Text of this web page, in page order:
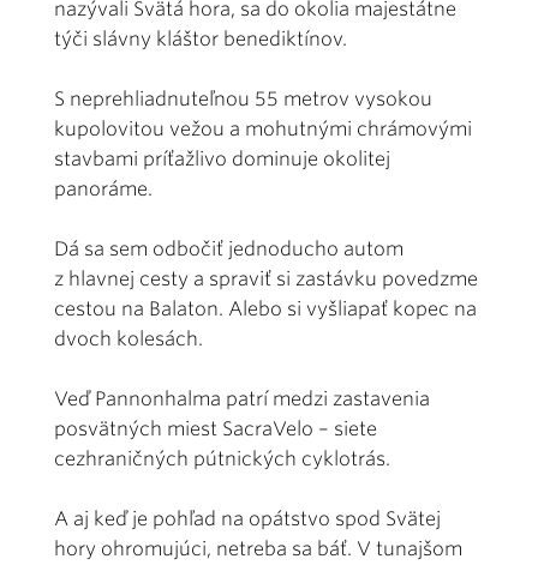
nazývali Svätá hora, sa do okolia majestátne
týči slávny kláštor benediktínov.
S neprehliadnuteľnou 55 metrov vysokou
kupolovitou vežou a mohutnými chrámovými
stavbami príťažlivo dominuje okolitej
panoráme.
Dá sa sem odbočiť jednoducho autom
z hlavnej cesty a spraviť si zastávku povedzme
cestou na Balaton. Alebo si vyšliapať kopec na
dvoch kolesách.
Veď Pannonhalma patrí medzi zastavenia
posvätných miest SacraVelo – siete
cezhraničných pútnických cyklotrás.
A aj keď je pohľad na opátstvo spod Svätej
hory ohromujúci, netreba sa báť. V tunajšom